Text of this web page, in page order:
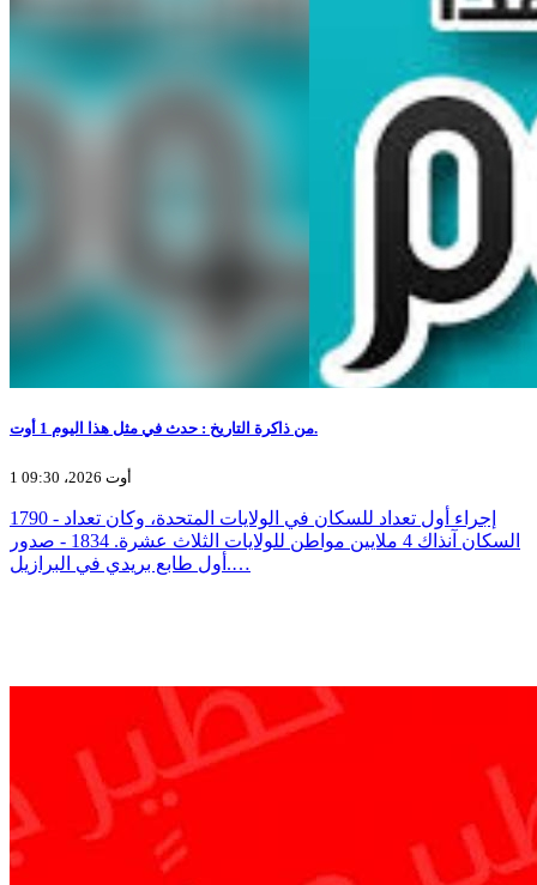
من ذاكرة التاريخ : حدث في مثل هذا اليوم 1 أوت.
1 أوت 2026، 09:30
1790 - إجراء أول تعداد للسكان في الولايات المتحدة، وكان تعداد
السكان آنذاك 4 ملايين مواطن للولايات الثلاث عشرة. 1834 - صدور
أول طابع بريدي في البرازيل.…